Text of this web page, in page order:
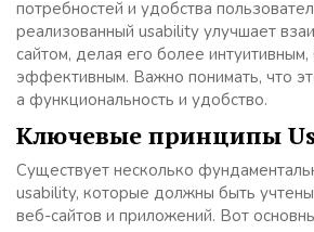
потребностей и удобства
реализованный usability улучшает
сайтом, делая его более
эффективным. Важно понимать, что
а функциональность и удобство.
Ключевые принципы
Существует несколько
usability, которые должны быть
веб-сайтов и приложений. Вот